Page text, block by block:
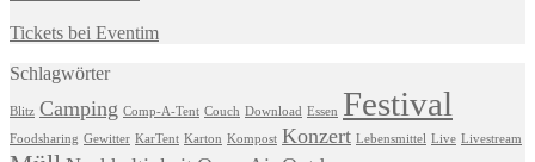
Tickets bei Eventim
Schlagwörter
Blitz Camping Comp-A-Tent Couch Download Essen Festival
Foodsharing Gewitter KarTent Karton Kompost Konzert Lebensmittel Live Livestream